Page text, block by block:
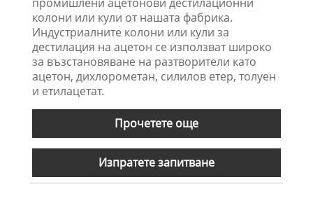
колони или кули от нашата фабрика.
Индустриалните колони или кули за
дестилация на ацетон се използват широко
за възстановяване на разтворители като
ацетон, дихлорометан, силилов етер, толуен
и етилацетат.
Прочетете още
Изпратете запитване